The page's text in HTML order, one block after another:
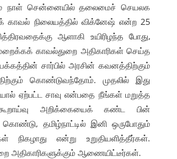
நாள் சென்னையில் தலைமைச் செயலக
காவல் நிலையத்தில் விக்னேஷ் என்ற 25
ஆளாகி உயிரிழந்த போது,
காவல்துறை அதிகாரிகள் செய்த
சார்பில் அரசின் கவனத்திற்கும்
கொண்டுவந்தோம். முதலில் இது
ஏற்பட்ட சாவு என்பதை நீங்கள் மறுத்த
அறிக்கையைக் கண்ட பின்
தமிழ்நாட்டில் இனி ஒருபோதும்
நிகழாது என்று உறுதியளித்தீர்கள்.
அதிகாரிகளுக்கும் ஆணையிட்டீர்கள்.